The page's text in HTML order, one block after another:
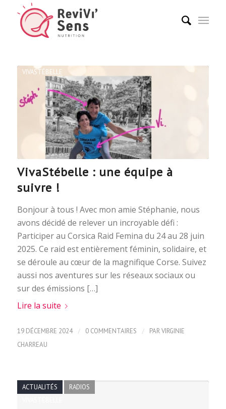
VivaStébelle : une équipe à
suivre !
VIVASTÉBELLE
Bonjour à tous ! Avec mon amie Stéphanie, nous
avons décidé de relever un incroyable défi :
Participer au Corsica Raid Femina du 24 au 28 juin
2025. Ce raid est entièrement féminin, solidaire, et
se déroule au cœur de la magnifique Corse. Suivez
aussi nos aventures sur les réseaux sociaux ou
sur des émissions […]
Lire la suite
19 DÉCEMBRE 2024 / 0 COMMENTAIRES / PARVIRGINIE
CHARREAU
ACTUALITÉS
RADIOS